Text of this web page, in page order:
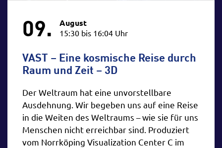
09. August
15:30 bis 16:04 Uhr
VAST – Eine kosmische Reise durch
Raum und Zeit – 3D
Der Weltraum hat eine unvorstellbare
Ausdehnung. Wir begeben uns auf eine Reise
in die Weiten des Weltraums – wie sie für uns
Menschen nicht erreichbar sind. Produziert
vom Norrköping Visualization Center C im